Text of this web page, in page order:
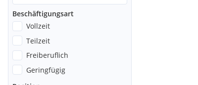
Beschäftigungsart
Vollzeit
Teilzeit
Freiberuflich
Geringfügig